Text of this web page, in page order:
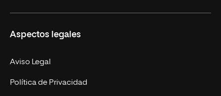
Empresa
MBA
Marketing y Comunicación
Nuestro Equipo
Contacto
Aspectos legales
Aviso Legal
Política de Privacidad